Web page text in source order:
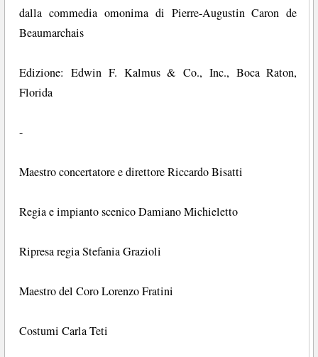
dalla commedia omonima di Pierre-Augustin Caron de
Beaumarchais
Edizione: Edwin F. Kalmus & Co., Inc., Boca Raton,
Florida
-
Maestro concertatore e direttore Riccardo Bisatti
Regia e impianto scenico Damiano Michieletto
Ripresa regia Stefania Grazioli
Maestro del Coro Lorenzo Fratini
Costumi Carla Teti